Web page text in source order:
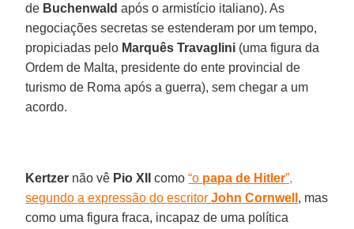
de Buchenwald após o armistício italiano). As
negociações secretas se estenderam por um tempo,
propiciadas pelo Marquês Travaglini (uma figura da
Ordem de Malta, presidente do ente provincial de
turismo de Roma após a guerra), sem chegar a um
acordo.
Kertzer não vê Pio XII como“o papa de Hitler”,
segundo a expressão do escritorJohn Cornwell , mas
como uma figura fraca, incapaz de uma política